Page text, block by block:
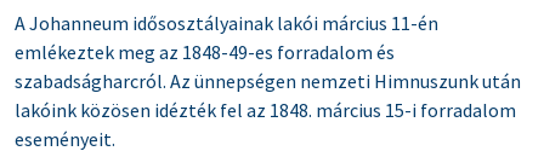
A Johanneum idősosztályainak lakói március 11-én
emlékeztek meg az 1848-49-es forradalom és
szabadságharcról. Az ünnepségen nemzeti Himnuszunk után
lakóink közösen idézték fel az 1848. március 15-i forradalom
eseményeit.